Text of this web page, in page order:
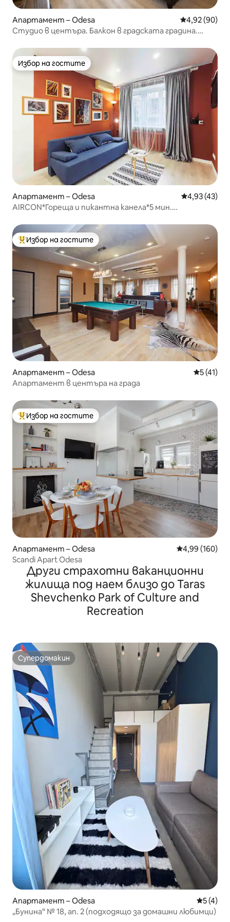
Апартамент – Odesa Средна
4,92 (90)
Студио в центъра. Балкон в градската градина.
Избор на гостите
Избор на гостите
Апартамент – Odesa Средна
4,93 (43)
AIRCON*Гореща и пикантна канела*5 мин.
Най-популярен избор на гостите
Избор на гостите
Апартамент – Odesa Средна
5 (41)
Апартамент в центъра на града
Най-популярен избор на гостите
Избор на гостите
Апартамент – Odesa Средна
4,99 (160)
Scandi Apart Odesa
Други страхотни ваканционни
жилища под наем близо до Taras
Shevchenko Park of Culture and
Recreation
Супердомакин
Супердомакин
Апартамент – Odesa Средна
5 (4)
„Бунина“ № 18, ап. 2 (подходящо за домашни любимци)